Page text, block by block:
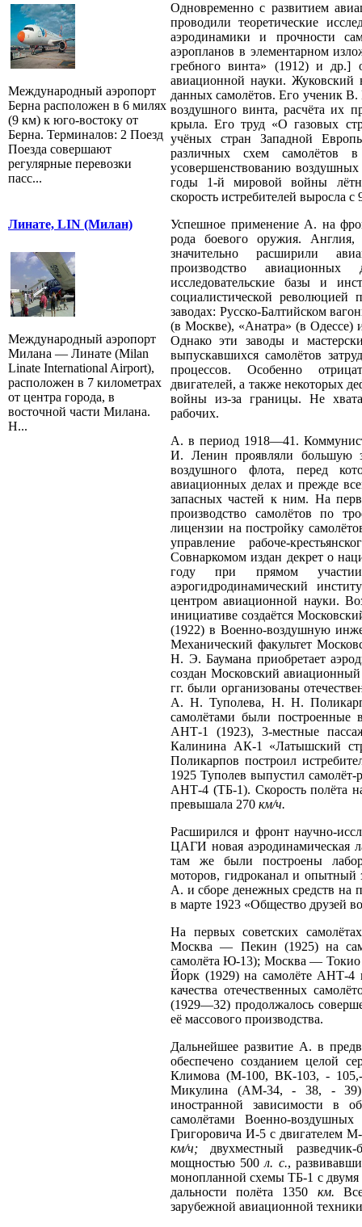
Международный аэропорт
Берна расположен в 6 милях
(9 км) к юго-востоку от
Берна. Терминалов: 2 Поезд
Поезда совершают
регулярные перевозки
пасс...
Линате, LIN (Милан)
Международный аэропорт
Милана — Линате (Milan
Linate International Airport),
расположен в 7 километрах
от центра города, в
восточной части Милана.
Н...
Одновременно с развитием
проводили теоретические
аэродинамики и прочности
аэропланов в элементарном
гребного винта» (1912) и др.]
авиационной науки. Жуковский
данных самолётов. Его ученик В.
воздушного винта, расчёта их
крыла. Его труд «О газовых
учёных стран Западной
различных схем самолётов
усовершенствованию
годы 1-й мировой войны
скорость истребителей
Успешное применение А. на
рода боевого оружия.
значительно расширили
производство
исследовательские базы и
социалистической революцией
заводах: Русско-Балтийском
(в Москве), «Анатра» (в Одессе)
Однако эти заводы и
выпускавшихся самолётов
процессов. Особенно
двигателей, а также некоторых
войны из-за границы. Не
рабочих.
А. в период 1918—41.
И. Ленин проявляли большую
воздушного флота, перед
авиационных делах и прежде
запасных частей к ним. На
производство самолётов по
лицензии на постройку
управление рабоче-
Совнаркомом издан декрет о
году при прямом
аэрогидродинамический
центром авиационной науки.
инициативе создаётся
(1922) в Военно-воздушную
Механический факультет
Н. Э. Баумана приобретает
создан Московский
гг. были организованы
А. Н. Туполева, Н. Н.
самолётами были
АНТ-1 (1923), 3-местные
Калинина АК-1 «Латышский
Поликарпов построил
1925 Туполев выпустил
АНТ-4 (ТБ-1). Скорость полёта
превышала 270 км/ч.
Расширился и фронт научно-
ЦАГИ новая аэродинамическая
там же были построены
моторов, гидроканал и
А. и сборе денежных средств на
в марте 1923 «Общество друзей
На первых советских
Москва — Пекин (1925) на
самолёта Ю-13); Москва —
Йорк (1929) на самолёте АНТ-4
качества отечественных
(1929—32) продолжалось
её массового производства.
Дальнейшее развитие А. в
обеспечено созданием целой
Климова (М-100, ВК-103, -
Микулина (АМ-34, - 38, - 39)
иностранной зависимости в
самолётами Военно-
Григоровича И-5 с двигателем
км/ч; двухместный
мощностью 500л. с.,
монопланной схемы ТБ-1 с
дальности полёта 1350 км.
зарубежной авиационной